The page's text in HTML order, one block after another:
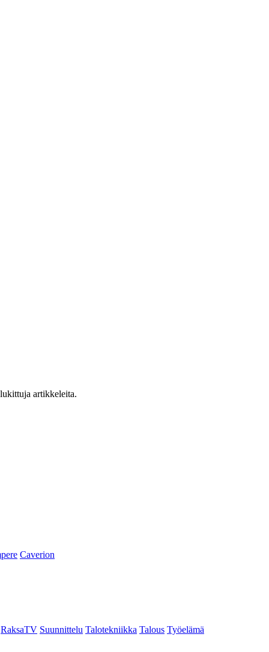
artikkeleita.
Caverion
RaksaTV Suunnittelu Talotekniikka Talous Työelämä